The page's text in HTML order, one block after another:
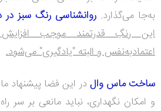
به‌جا می‌گذارد. روانشناسی رنگ سبز در
این رنگِ قدرتمند موجب
اعتمادبه‌نفس و البته "یادگیری" می‌شود.
ساخت ماس والدر این فضا پیشنهاد
و امکان نگهداری، نباید مانعی بر سر